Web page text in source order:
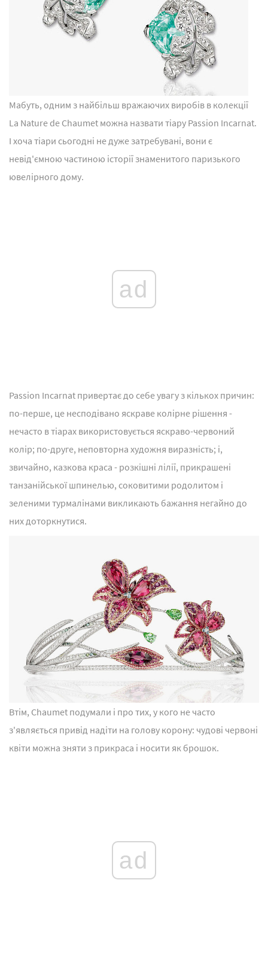
Мабуть, одним з найбільш вражаючих виробів в колекції
La Nature de Chaumet можна назвати тіару Passion Incarnat.
І хоча тіари сьогодні не дуже затребувані, вони є
невід'ємною частиною історії знаменитого паризького
ювелірного дому.
ad
Passion Incarnat привертає до себе увагу з кількох причин:
по-перше, це несподівано яскраве колірне рішення -
нечасто в тіарах використовується яскраво-червоний
колір; по-друге, неповторна художня виразність; і,
звичайно, казкова краса - розкішні лілії, прикрашені
танзанійської шпинелью, соковитими родолитом і
зеленими турмалінами викликають бажання негайно до
них доторкнутися.
Втім, Chaumet подумали і про тих, у кого не часто
з'являється привід надіти на голову корону: чудові червоні
квіти можна зняти з прикраса і носити як брошок.
ad